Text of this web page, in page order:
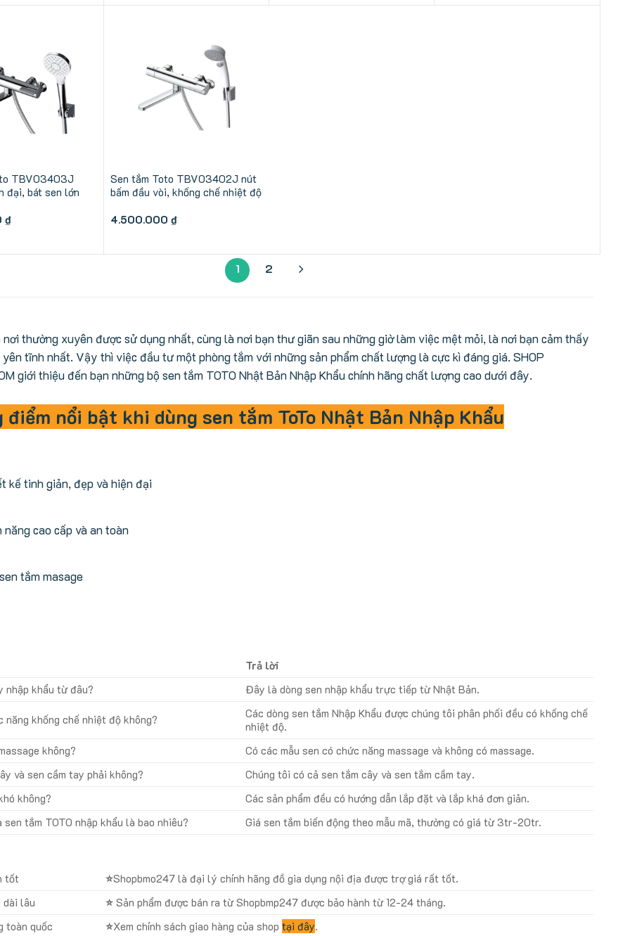
TBV03403J
đại, bát sen lớn
₫
Sen tắm Toto TBV03402J nút
bấm đầu vòi, khống chế nhiệt độ
4.500.000₫
1 2
nơi thường xuyên được sử dụng nhất, cùng là nơi bạn thư giãn sau những giờ làm việc mệt mỏi, là nơi bạn cảm thấy
tĩnh nhất. Vậy thì việc đầu tư một phòng tắm với những sản phẩm chất lượng là cực kì đáng giá. SHOP
giới thiệu đến bạn những bộ sen tắm TOTO Nhật Bản Nhập Khẩu chính hãng chất lượng cao dưới đây.
điểm nổi bật khi dùng sen tắm ToTo Nhật Bản Nhập Khẩu
kế tinh giản, đẹp và hiện đại
năng cao cấp và an toàn
tắm masage
Trả lời
nhập khẩu từ đâu?
Đây là dòng sen nhập khẩu trực tiếp từ Nhật Bản.
năng khống chế nhiệt độ không?
Các dòng sen tắm Nhập Khẩu được chúng tôi phân phối đều có khống chế
nhiệt độ.
không?
Có các mẫu sen có chức năng massage và không có massage.
và sen cầm tay phải không?
Chúng tôi có cả sen tắm cây và sen tắm cầm tay.
không?
Các sản phẩm đều có hướng dẫn lắp đặt và lắp khá đơn giản.
sen tắm TOTO nhập khẩu là bao nhiêu?
Giá sen tắm biến động theo mẫu mã, thường có giá từ 3tr-20tr.
tốt ⭐Shopbmo247 là đại lý chính hãng đồ gia dụng nội địa được trợ giá rất tốt.
dài lâu
⭐Sản phẩm được bán ra từ Shopbmp247 được bảo hành từ 12-24 tháng.
toàn quốc
⭐Xem chính sách giao hàng của shoptại đây.